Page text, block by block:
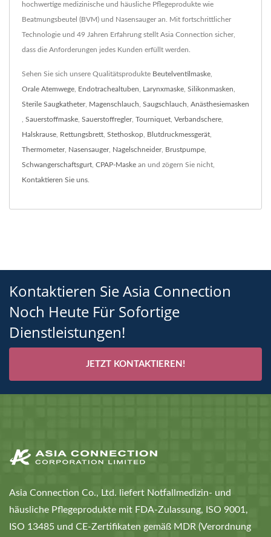
hochwertige medizinische und häusliche Pflegeprodukte wie
Beatmungsbeutel (BVM) und Nasensauger an. Mit fortschrittlicher
Technologie und 49 Jahren Erfahrung stellt Asia Connection sicher,
dass die Anforderungen jedes Kunden erfüllt werden.
Sehen Sie sich unsere Qualitätsprodukte Beutelventilmaske,
Orale Atemwege, Endotrachealtuben, Larynxmaske, Silikonmasken,
Sterile Saugkatheter, Magenschlauch, Saugschlauch, Anästhesiemasken
, Sauerstoffmaske, Sauerstoffregler, Tourniquet, Verbandschere,
Halskrause, Rettungsbrett, Stethoskop, Blutdruckmessgerät,
Thermometer, Nasensauger, Nagelschneider, Brustpumpe,
Schwangerschaftsgurt, CPAP-Maske an und zögern Sie nicht,
Kontaktieren Sie uns.
Kontaktieren Sie Asia Connection
Noch Heute Für Sofortige
Dienstleistungen!
JETZT KONTAKTIEREN!
Asia Connection Co., Ltd. liefert Notfallmedizin- und
häusliche Pflegeprodukte mit FDA-Zulassung, ISO 9001,
ISO 13485 und CE-Zertifikaten gemäß MDR (Verordnung